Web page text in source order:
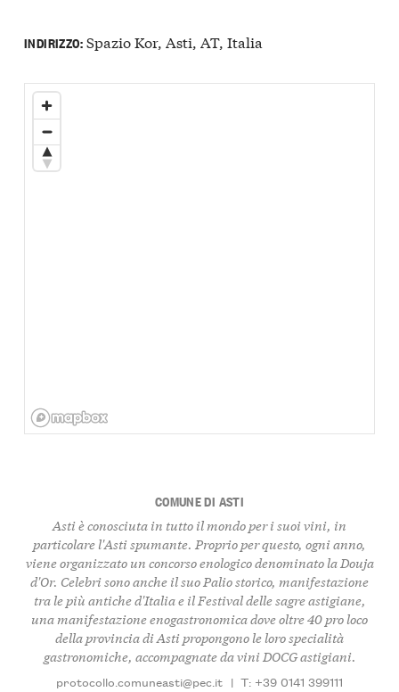
INDIRIZZO:Spazio Kor, Asti, AT, Italia
COMUNE DI ASTI
Asti è conosciuta in tutto il mondo per i suoi vini, in
particolare l'Asti spumante. Proprio per questo, ogni anno,
viene organizzato un concorso enologico denominato la Douja
d'Or. Celebri sono anche il suo Palio storico, manifestazione
tra le più antiche d'Italia e il Festival delle sagre astigiane,
una manifestazione enogastronomica dove oltre 40 pro loco
della provincia di Asti propongono le loro specialità
gastronomiche, accompagnate da vini DOCG astigiani.
protocollo.comuneasti@pec.it | T: +39 0141 399111